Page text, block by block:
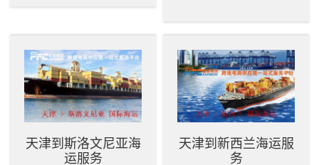
天津到斯洛文尼亚海
运服务
天津到新西兰海运服
务